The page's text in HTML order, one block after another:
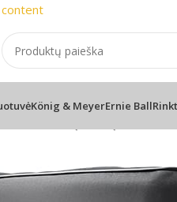
content
📞 Konsultacija
König & MeyerErnie Ball